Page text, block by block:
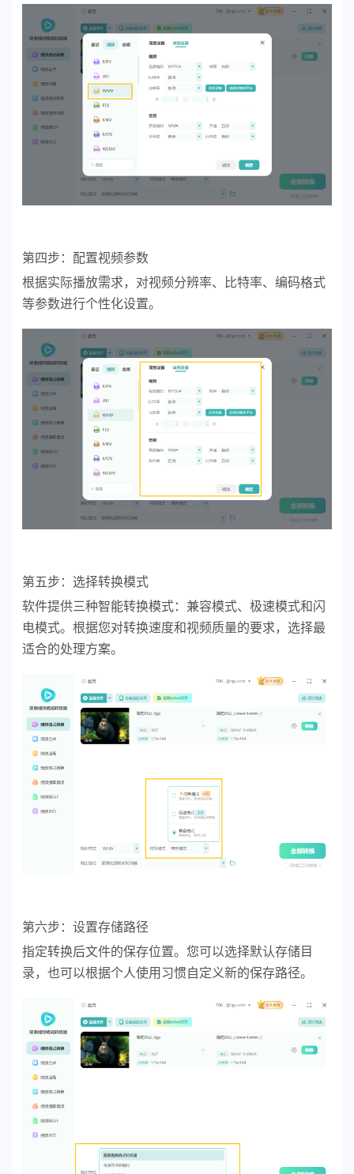
第四步：配置视频参数
根据实际播放需求，对视频分辨率、比特率、编码格式
等参数进行个性化设置。
第五步：选择转换模式
软件提供三种智能转换模式：兼容模式、极速模式和闪
电模式。根据您对转换速度和视频质量的要求，选择最
适合的处理方案。
第六步：设置存储路径
指定转换后文件的保存位置。您可以选择默认存储目
录，也可以根据个人使用习惯自定义新的保存路径。